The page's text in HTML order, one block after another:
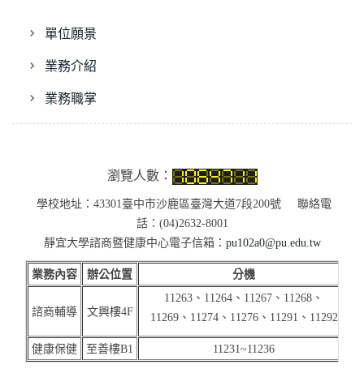
單位願景
業務介紹
業務職掌
瀏覽人數：
學校地址：43301臺中市沙鹿區臺灣大道7段200號 聯絡電
話：(04)2632-8001
靜宜大學諮商暨健康中心電子信箱： pu102a0@pu.edu.tw
業務內容 辦公位置 分機
諮商輔導 文興樓4F
11263、11264、11267、11268、
11269、11274、11276、11291、 11292
健康保健 至善樓B1 11231~11236